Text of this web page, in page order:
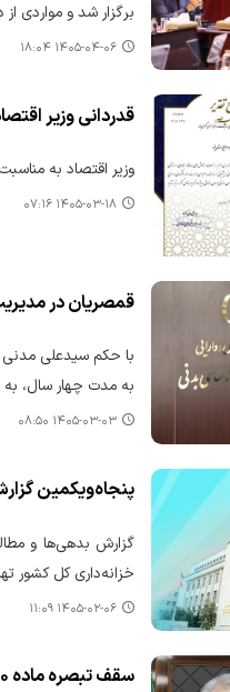
برگزار شد و مواردی
۱۴۰۵-۰۴-۰۶ ۱۸:۰۴
قدردانی وزیر
وزیر اقتصاد به
۱۴۰۵-۰۳-۱۸ ۰۷:۱۶
قمصریان در مدیریت صندوق
با حکم سیدعلی مدنی
به مدت چهار سال،
۱۴۰۵-۰۳-۰۳ ۰۸:۵۰
پنجاه‌ویکمین
خزانه‌داری کل کشور
۱۴۰۵-۰۲-۰۶ ۱۱:۰۹
سقف تبصره ماده ۱۰۰ به ۷۰ میلیارد تومان افزایش داده شد